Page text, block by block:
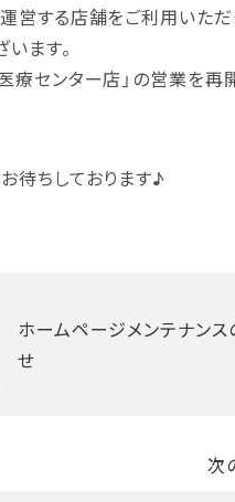
営する店舗をご利用いた
ます。
センター店」の営業を再
待ちしております♪
ホームページメンテナンス
せ
次